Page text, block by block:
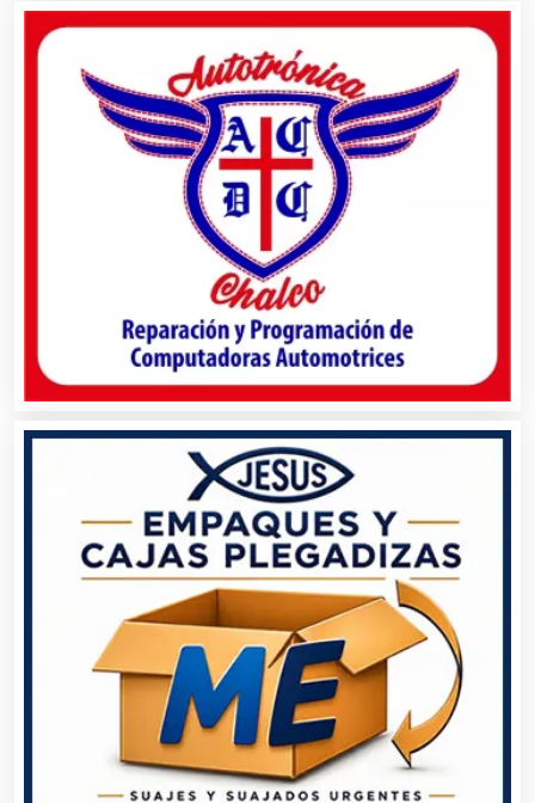
Alquiler de Sillas y Mesas
Alquiler de Trajes de Etiqueta
Alta Costura
Aluminio
Análisis Clínicos
Análisis de Aguas
Animadores de Eventos
Aparatos y Equipos Eléctricos